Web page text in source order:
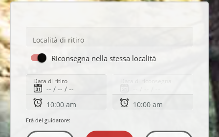
Località di ritiro
Riconsegna nella stessa località
Data di ritiro
Età del guidatore: